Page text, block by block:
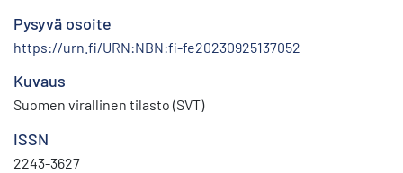
Pysyvä osoite
https://urn.fi/URN:NBN:fi-fe20230925137052
Kuvaus
Suomen virallinen tilasto (SVT)
ISSN
2243-3627